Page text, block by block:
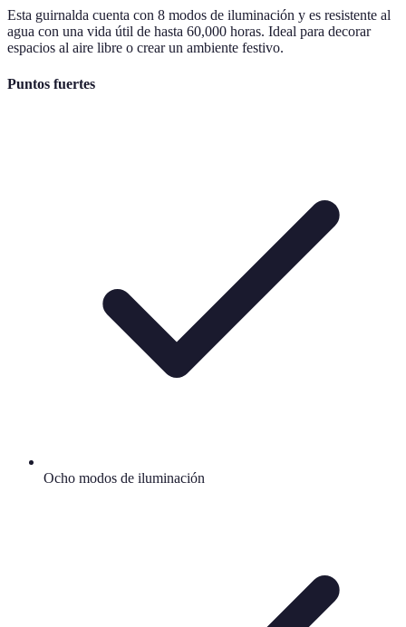
Esta guirnalda cuenta con 8 modos de iluminación y es resistente al
agua con una vida útil de hasta 60,000 horas. Ideal para decorar
espacios al aire libre o crear un ambiente festivo.
Puntos fuertes
Ocho modos de iluminación